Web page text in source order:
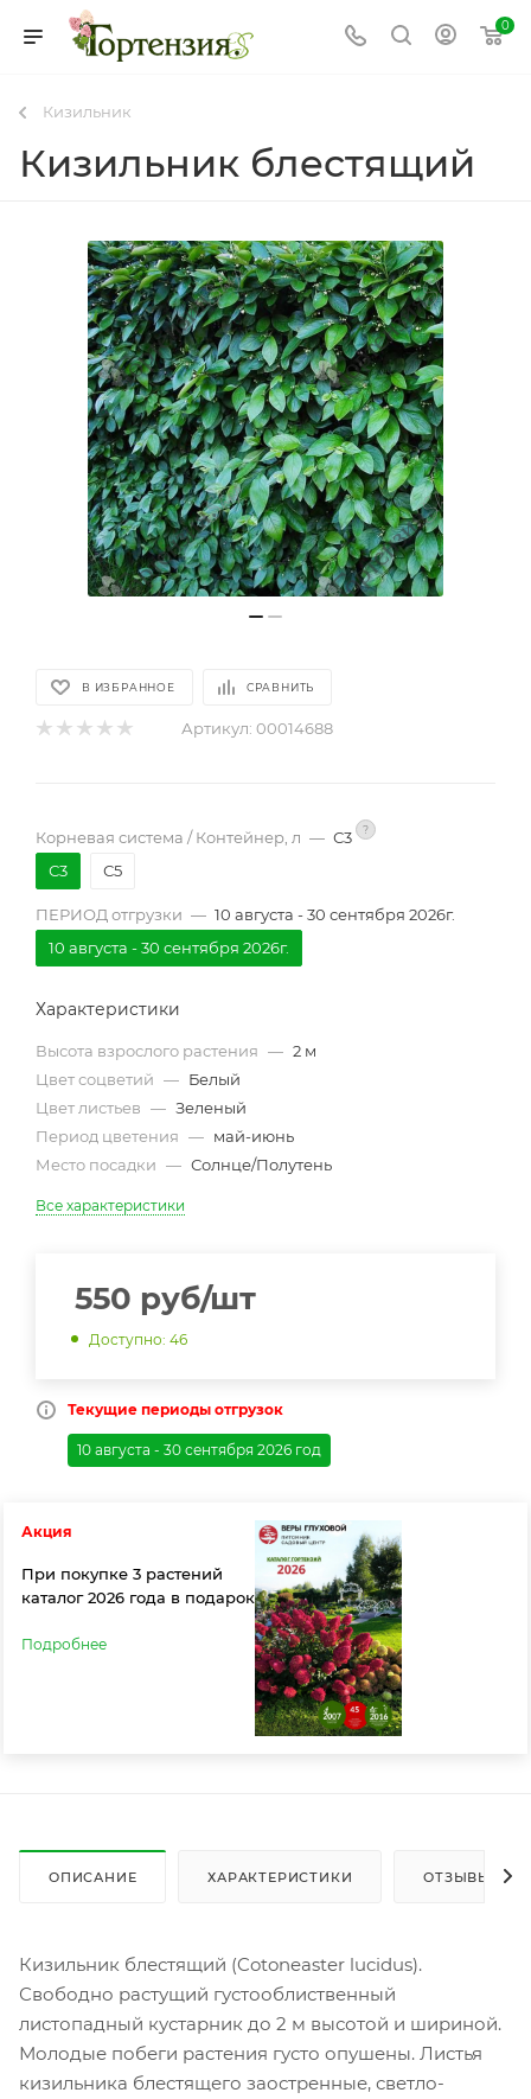
0
Кизильник
Кизильник блестящий
В ИЗБРАННОЕ СРАВНИТЬ
Артикул: 00014688
Корневая система / Контейнер, л — С3 ?
С3 С5
ПЕРИОД отгрузки — 10 августа - 30 сентября 2026г.
10 августа - 30 сентября 2026г.
Характеристики
Высота взрослого растения — 2 м
Цвет соцветий — Белый
Цвет листьев — Зеленый
Период цветения — май-июнь
Место посадки — Солнце/Полутень
Все характеристики
550 руб/шт
Доступно: 46
Текущие периоды отгрузок
10 августа - 30 сентября 2026 год
Акция
При покупке 3 растений
каталог 2026 года в подарок
Подробнее
ОПИСАНИЕ ХАРАКТЕРИСТИКИ ОТЗЫВЫ
Кизильник блестящий (Cotoneaster lucidus).
Свободно растущий густооблиственный
листопадный кустарник до 2 м высотой и шириной.
Молодые побеги растения густо опушены. Листья
кизильника блестящего заостренные, светло-